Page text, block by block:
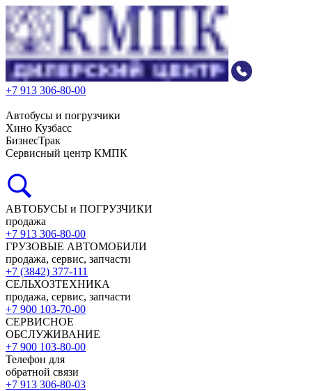
+7 913 306-80-00
Автобусы и погрузчики
Хино Кузбасс
БизнесТрак
Сервисный центр КМПК
АВТОБУСЫ и ПОГРУЗЧИКИ
продажа
+7 913 306-80-00
ГРУЗОВЫЕ АВТОМОБИЛИ
продажа, сервис, запчасти
+7 (3842) 377-111
СЕЛЬХОЗТЕХНИКА
продажа, сервис, запчасти
+7 900 103-70-00
СЕРВИСНОЕ
ОБСЛУЖИВАНИЕ
+7 900 103-80-00
Телефон для
обратной связи
+7 913 306-80-03